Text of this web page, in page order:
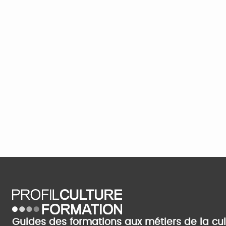
Guides des formations aux métiers de la